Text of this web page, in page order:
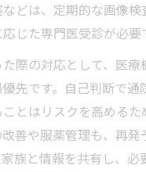
どは、定期的な画像
じた専門医受診が必要
際の対応として、医療
先です。自己判断で通
とはリスクを高めるた
善や服薬管理も、再発
族と情報を共有し、必